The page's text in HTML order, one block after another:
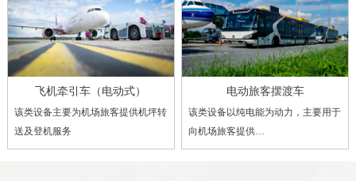
飞机牵引车（电动式）
该类设备主要为机场旅客提供机坪转
送及登机服务
电动旅客摆渡车
该类设备以纯电能为动力，主要用于
向机场旅客提供…